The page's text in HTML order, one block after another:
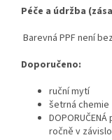
Péče a údržba
Barevná PPF není
Doporučeno:
ruční mytí
šetrná chemie
ročně v